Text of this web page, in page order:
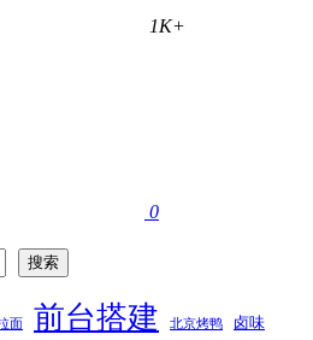
1K+
0
搜索
面 前台搭建 北京烤鸭 卤味